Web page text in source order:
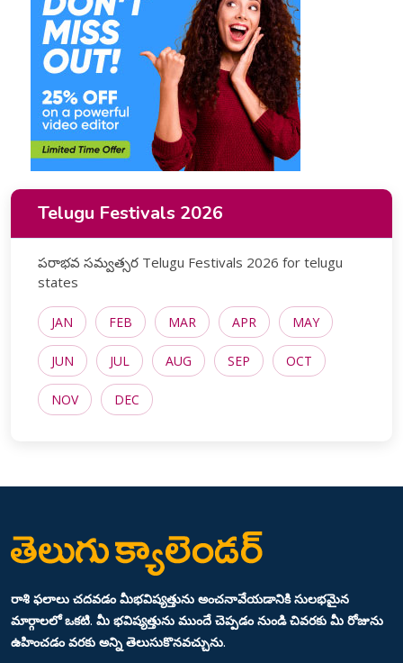
Telugu Festivals 2026
పరాభవ సమ్వత్సర Telugu Festivals 2026 for telugu
states
JAN FEB MAR APR MAY
JUN JUL AUG SEP OCT
NOV DEC
రాశి ఫలాలు చదవడం మీభవిష్యత్తును అంచనావేయడానికి సులభమైన
మార్గాలలో ఒకటి. మీ భవిష్యత్తును ముందే చెప్పడం నుండి చివరకు మీ రోజును
ఉహించడం వరకు అన్ని తెలుసుకొనవచ్చును.